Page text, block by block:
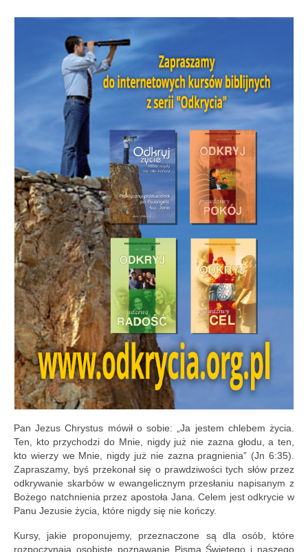
Pan Jezus Chrystus mówił o sobie: „Ja jestem chlebem życia.
Ten, kto przychodzi do Mnie, nigdy już nie zazna głodu, a ten,
kto wierzy we Mnie, nigdy już nie zazna pragnienia” (Jn 6:35).
Zapraszamy, byś przekonał się o prawdziwości tych słów przez
odkrywanie skarbów w ewangelicznym przesłaniu napisanym z
Bożego natchnienia przez apostoła Jana. Celem jest odkrycie w
Panu Jezusie życia, które nigdy się nie kończy.
Kursy, jakie proponujemy, przeznaczone są dla osób, które
rozpoczynają osobiste poznawanie Pisma Świętego i naszego